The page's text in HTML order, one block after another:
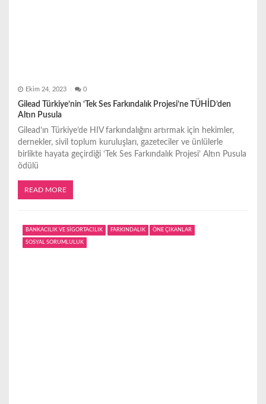
Ekim 24, 2023 0
Gilead Türkiye’nin ‘Tek Ses Farkındalık Projesi’ne TÜHİD’den
Altın Pusula
Gilead’ın Türkiye’de HIV farkındalığını artırmak için hekimler,
dernekler, sivil toplum kuruluşları, gazeteciler ve ünlülerle
birlikte hayata geçirdiği ‘Tek Ses Farkındalık Projesi’ Altın Pusula
ödülü
READ MORE
BANKACILIK VE SİGORTACILIK FARKINDALIK ÖNE ÇIKANLAR
SOSYAL SORUMLULUK